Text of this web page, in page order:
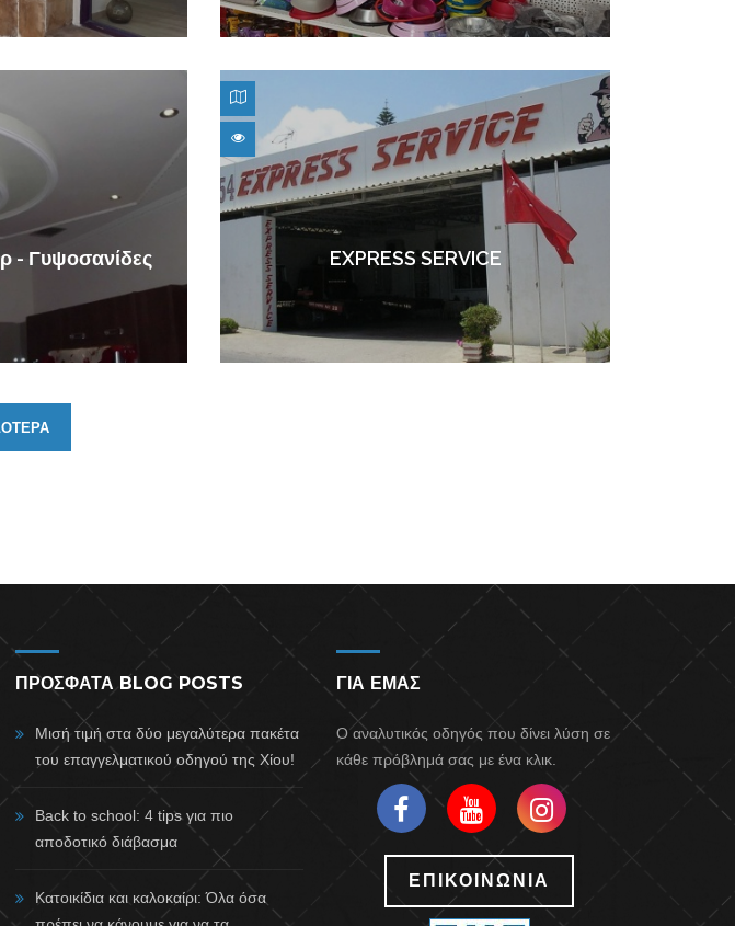
- Γυψοσανίδες EXPRESS SERVICE
ΠΡΟΣΦΑΤΑ BLOG POSTS
Μισή τιμή στα δύο μεγαλύτερα πακέτα
του επαγγελματικού οδηγού της Χίου!
Back to school: 4 tips για πιο
αποδοτικό διάβασμα
Κατοικίδια και καλοκαίρι: Όλα όσα
ΓΙΑ ΕΜΑΣ
Ο αναλυτικός οδηγός που δίνει λύση σε
κάθε πρόβλημά σας με ένα κλικ.
ΕΠΙΚΟΙΝΩΝΙΑ